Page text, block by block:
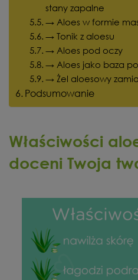
stany zapalne
→ Aloes w formie
→ Tonik z aloesu
→ Aloes pod oczy
→ Aloes jako baza
→ Żel aloesowy
Podsumowanie
Właściwości
doceni Twoja